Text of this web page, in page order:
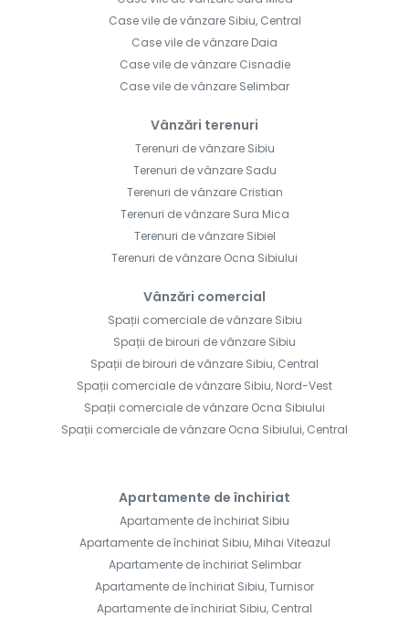
Case vile de vânzare Sibiu, Central
Case vile de vânzare Daia
Case vile de vânzare Cisnadie
Case vile de vânzare Selimbar
Vânzări terenuri
Terenuri de vânzare Sibiu
Terenuri de vânzare Sadu
Terenuri de vânzare Cristian
Terenuri de vânzare Sura Mica
Terenuri de vânzare Sibiel
Terenuri de vânzare Ocna Sibiului
Vânzări comercial
Spații comerciale de vânzare Sibiu
Spații de birouri de vânzare Sibiu
Spații de birouri de vânzare Sibiu, Central
Spații comerciale de vânzare Sibiu, Nord-Vest
Spații comerciale de vânzare Ocna Sibiului
Spații comerciale de vânzare Ocna Sibiului, Central
Apartamente de închiriat
Apartamente de închiriat Sibiu
Apartamente de închiriat Sibiu, Mihai Viteazul
Apartamente de închiriat Selimbar
Apartamente de închiriat Sibiu, Turnisor
Apartamente de închiriat Sibiu, Central